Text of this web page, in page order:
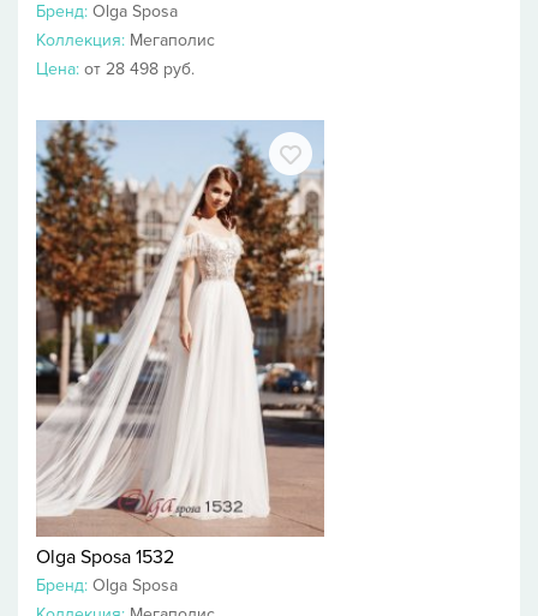
Бренд: Olga Sposa
Коллекция: Мегаполис
Цена: от 28 498 руб.
Olga Sposa 1532
Бренд: Olga Sposa